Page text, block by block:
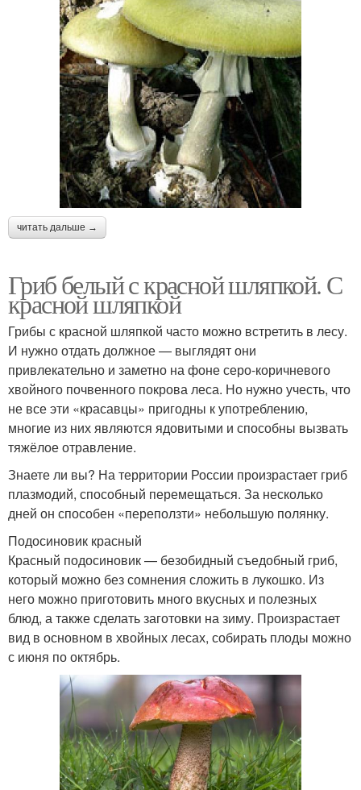
читать дальше →
Гриб белый с красной шляпкой. С
красной шляпкой
Грибы с красной шляпкой часто можно встретить в лесу.
И нужно отдать должное — выглядят они
привлекательно и заметно на фоне серо-коричневого
хвойного почвенного покрова леса. Но нужно учесть, что
не все эти «красавцы» пригодны к употреблению,
многие из них являются ядовитыми и способны вызвать
тяжёлое отравление.
Знаете ли вы? На территории России произрастает гриб
плазмодий, способный перемещаться. За несколько
дней он способен «переползти» небольшую полянку.
Подосиновик красный
Красный подосиновик — безобидный съедобный гриб,
который можно без сомнения сложить в лукошко. Из
него можно приготовить много вкусных и полезных
блюд, а также сделать заготовки на зиму. Произрастает
вид в основном в хвойных лесах, собирать плоды можно
с июня по октябрь.